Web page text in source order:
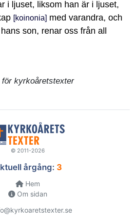
i ljuset, liksom han är i ljuset,
[koinonia] med varandra, och
son, renar oss från all
för kyrkoåretstexter
© 2011-2026
årgång: 3
Hem
Om sidan